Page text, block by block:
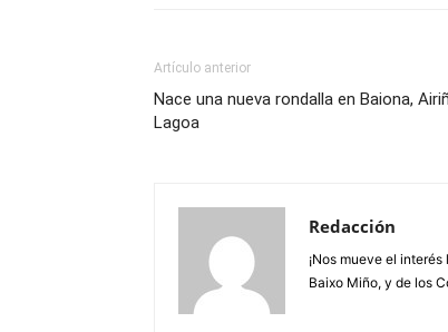
Artículo anterior
Nace una nueva rondalla en Baiona,
Lagoa
Redacción
¡Nos mueve el
Baixo Miño, y de los